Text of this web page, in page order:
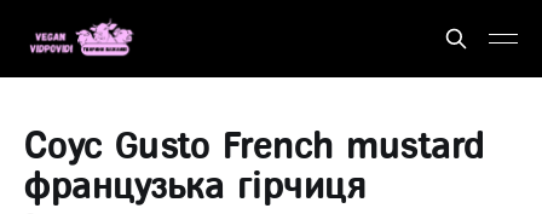
Соус Gusto French mustard
французька гірчиця